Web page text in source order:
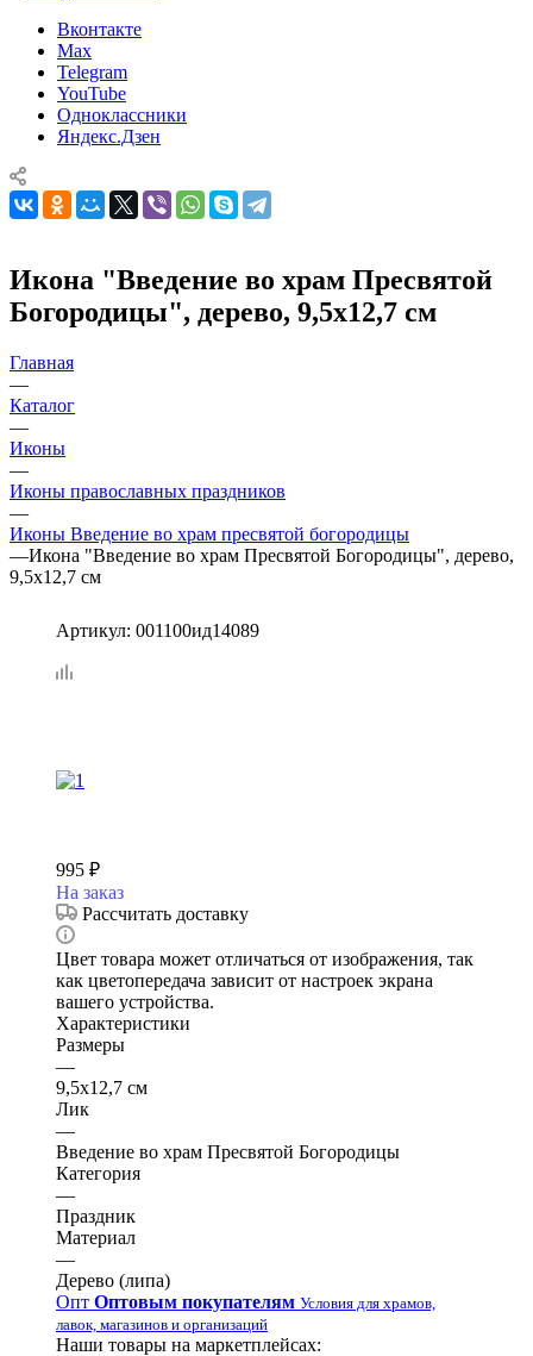
Вконтакте
Max
Telegram
YouTube
Одноклассники
Яндекс.Дзен
Икона "Введение во храм Пресвятой
Богородицы", дерево, 9,5х12,7 см
Главная
—
Каталог
—
Иконы
—
Иконы православных праздников
—
Иконы Введение во храм пресвятой богородицы
—Икона "Введение во храм Пресвятой Богородицы", дерево,
9,5х12,7 см
Артикул: 001100ид14089
995 ₽
На заказ
Рассчитать доставку
Цвет товара может отличаться от изображения, так
как цветопередача зависит от настроек экрана
вашего устройства.
Характеристики
Размеры
—
9,5х12,7 см
Лик
—
Введение во храм Пресвятой Богородицы
Категория
—
Праздник
Материал
—
Дерево (липа)
Опт Оптовым покупателям Условия для храмов,
лавок, магазинов и организаций
Наши товары на маркетплейсах: